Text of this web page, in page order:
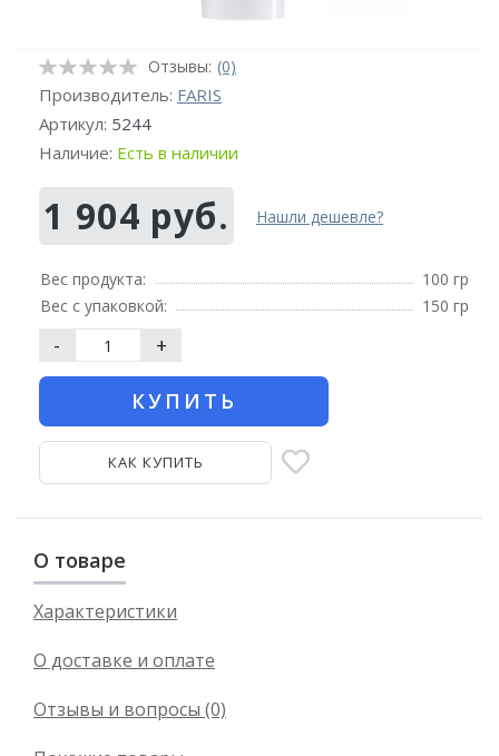
Отзывы: (0)
Производитель: FARIS
Артикул: 5244
Наличие: Есть в наличии
1 904 руб. Нашли дешевле?
Вес продукта:
100 гр
Вес с упаковкой:
150 гр
- +
КУПИТЬ
КАК КУПИТЬ
О товаре
Характеристики
О доставке и оплате
Отзывы и вопросы (0)